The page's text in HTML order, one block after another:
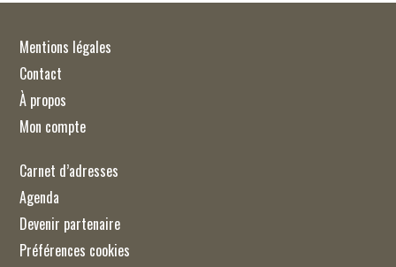
Mentions légales
Contact
À propos
Mon compte
Carnet d’adresses
Agenda
Devenir partenaire
Préférences cookies